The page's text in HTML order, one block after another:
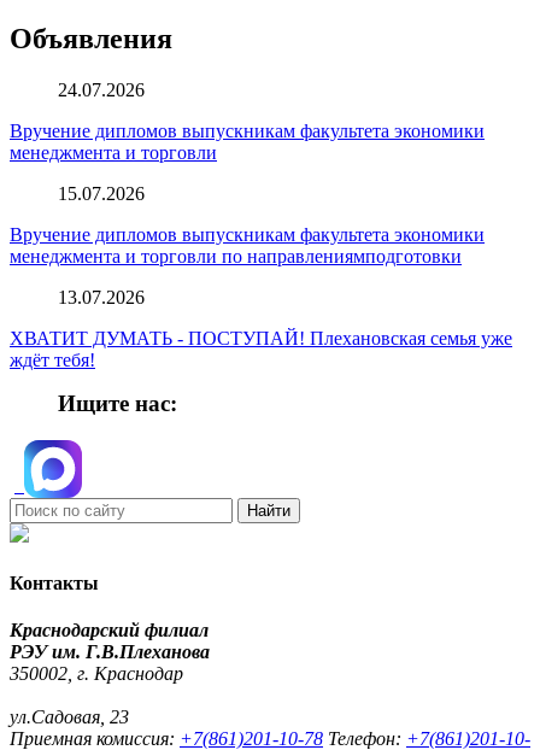
Объявления
24.07.2026
Вручение дипломов выпускникам факультета экономики
менеджмента и торговли
15.07.2026
Вручение дипломов выпускникам факультета экономики
менеджмента и торговли по направлениямподготовки
13.07.2026
ХВАТИТ ДУМАТЬ - ПОСТУПАЙ! Плехановская семья уже
ждёт тебя!
Ищите нас:
Найти
Контакты
Краснодарский филиал
РЭУ им. Г.В.Плеханова
350002, г. Краснодар
ул.Садовая, 23
Приемная комиссия: +7(861)201-10-78 Телефон: +7(861)201-10-